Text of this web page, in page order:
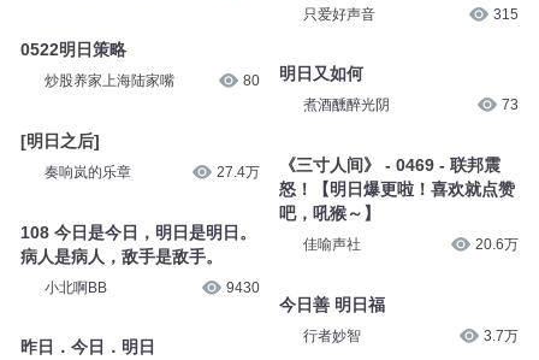
0522明日策略
炒股养家上海陆家嘴 80
[明日之后]
奏响岚的乐章 27.4万
108 今日是今日，明日是明日。
病人是病人，敌手是敌手。
小北啊BB 9430
昨日．今日．明日
只爱好声音 315
明日又如何
煮酒醺醉光阴 73
《三寸人间》 - 0469 - 联邦震
怒！【明日爆更啦！喜欢就点赞
吧，吼猴～】
佳喻声社 20.6万
今日善 明日福
行者妙智 3.7万